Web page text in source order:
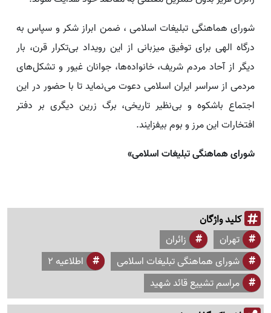
شورای هماهنگی تبلیغات اسلامی ، ضمن ابراز شکر و سپاس به
درگاه الهی برای توفیق میزبانی از این رویداد بی‌تکرار قرن، بار
دیگر از آحاد مردم شریف، خانواده‌ها، جوانان غیور و تشکل‌های
مردمی از سراسر ایران اسلامی دعوت می‌نماید تا با حضور در این
اجتماع باشکوه و بی‌نظیر تاریخی، برگ زرین دیگری بر دفتر
افتخارات این مرز و بوم بیفزایند.
شورای هماهنگی تبلیغات اسلامی»
کلید واژگان
تهران
زائران
شورای هماهنگی تبلیغات اسلامی
اطلاعیه 2
مراسم تشییع قائد شهید